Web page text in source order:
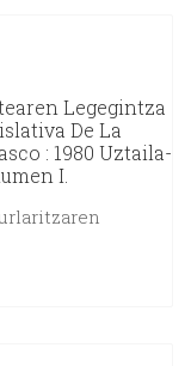
Legegintza
De La
: 1980 Uztaila-
I.